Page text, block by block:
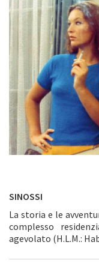
SINOSSI
La storia e le
complesso
agevolato (H.L.M.: